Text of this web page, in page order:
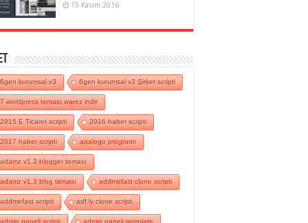
15 Kasım 2016
6gen kurumsal v3 6gen kurumsal v3 Şirket scripti
7 wordpress teması warez indir
2015 E Ticaret scripti 2016 haber scripti
2017 haber scripti aaalogo programı
adamz v1.3 blogger teması
adamz v1.3 blog teması addmefast clone scripti
addmefast scripti adf.ly clone scripti
admin paneli scripti admin paneli template